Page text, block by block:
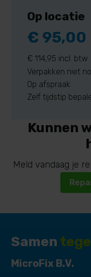
Op locatie
€ 95,00
€ 114,95 incl. btw
Verpakken niet
Op afspraak
Zelf tijdstip
Kunnen
Meld vandaag je
Samen
MicroFix B.V.